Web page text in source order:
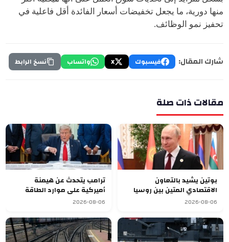
منها دورية، ما يجعل تخفيضات أسعار الفائدة أقل فاعلية في
تحفيز نمو الوظائف.
شارك المقال: فيسبوك X واتساب نسخ الرابط
مقالات ذات صلة
بوتين يشيد بالتعاون
الاقتصادي المتين بين روسيا
وقرغيزستان
2026-08-06
ترامب يتحدث عن هيمنة
أميركية على موارد الطاقة
العالمية بعد ضم فنزويلا
2026-08-06